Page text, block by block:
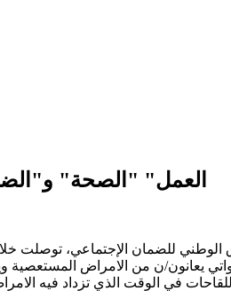
"العمل" "الصحة"
الوطني للضمان الإجتماعي، توصلت
يعانون/ن من الامراض المستعصية
من اللقاحات في الوقت الذي